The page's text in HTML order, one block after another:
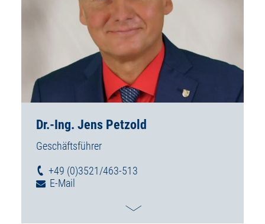
Dr.-Ing. Jens Petzold
Geschäftsführer
+49 (0)3521/463-513